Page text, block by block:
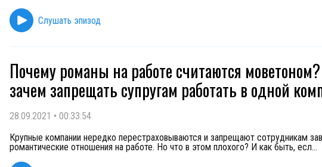
Слушать эпизод
Почему романы на работе считаются
зачем запрещать супругам работать в одной
28.09.2021 • 00:33:54
Крупные компании нередко перестраховываются и запрещают сотрудникам
романтические отношения на работе. Но что в этом плохого? И как быть, есл...